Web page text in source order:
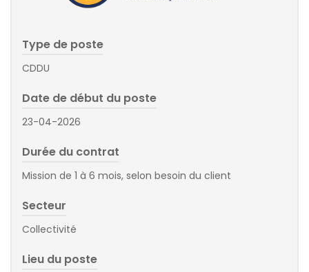
Type de poste
CDDU
Date de début du poste
23-04-2026
Durée du contrat
Mission de 1 à 6 mois, selon besoin du client
Secteur
Collectivité
Lieu du poste